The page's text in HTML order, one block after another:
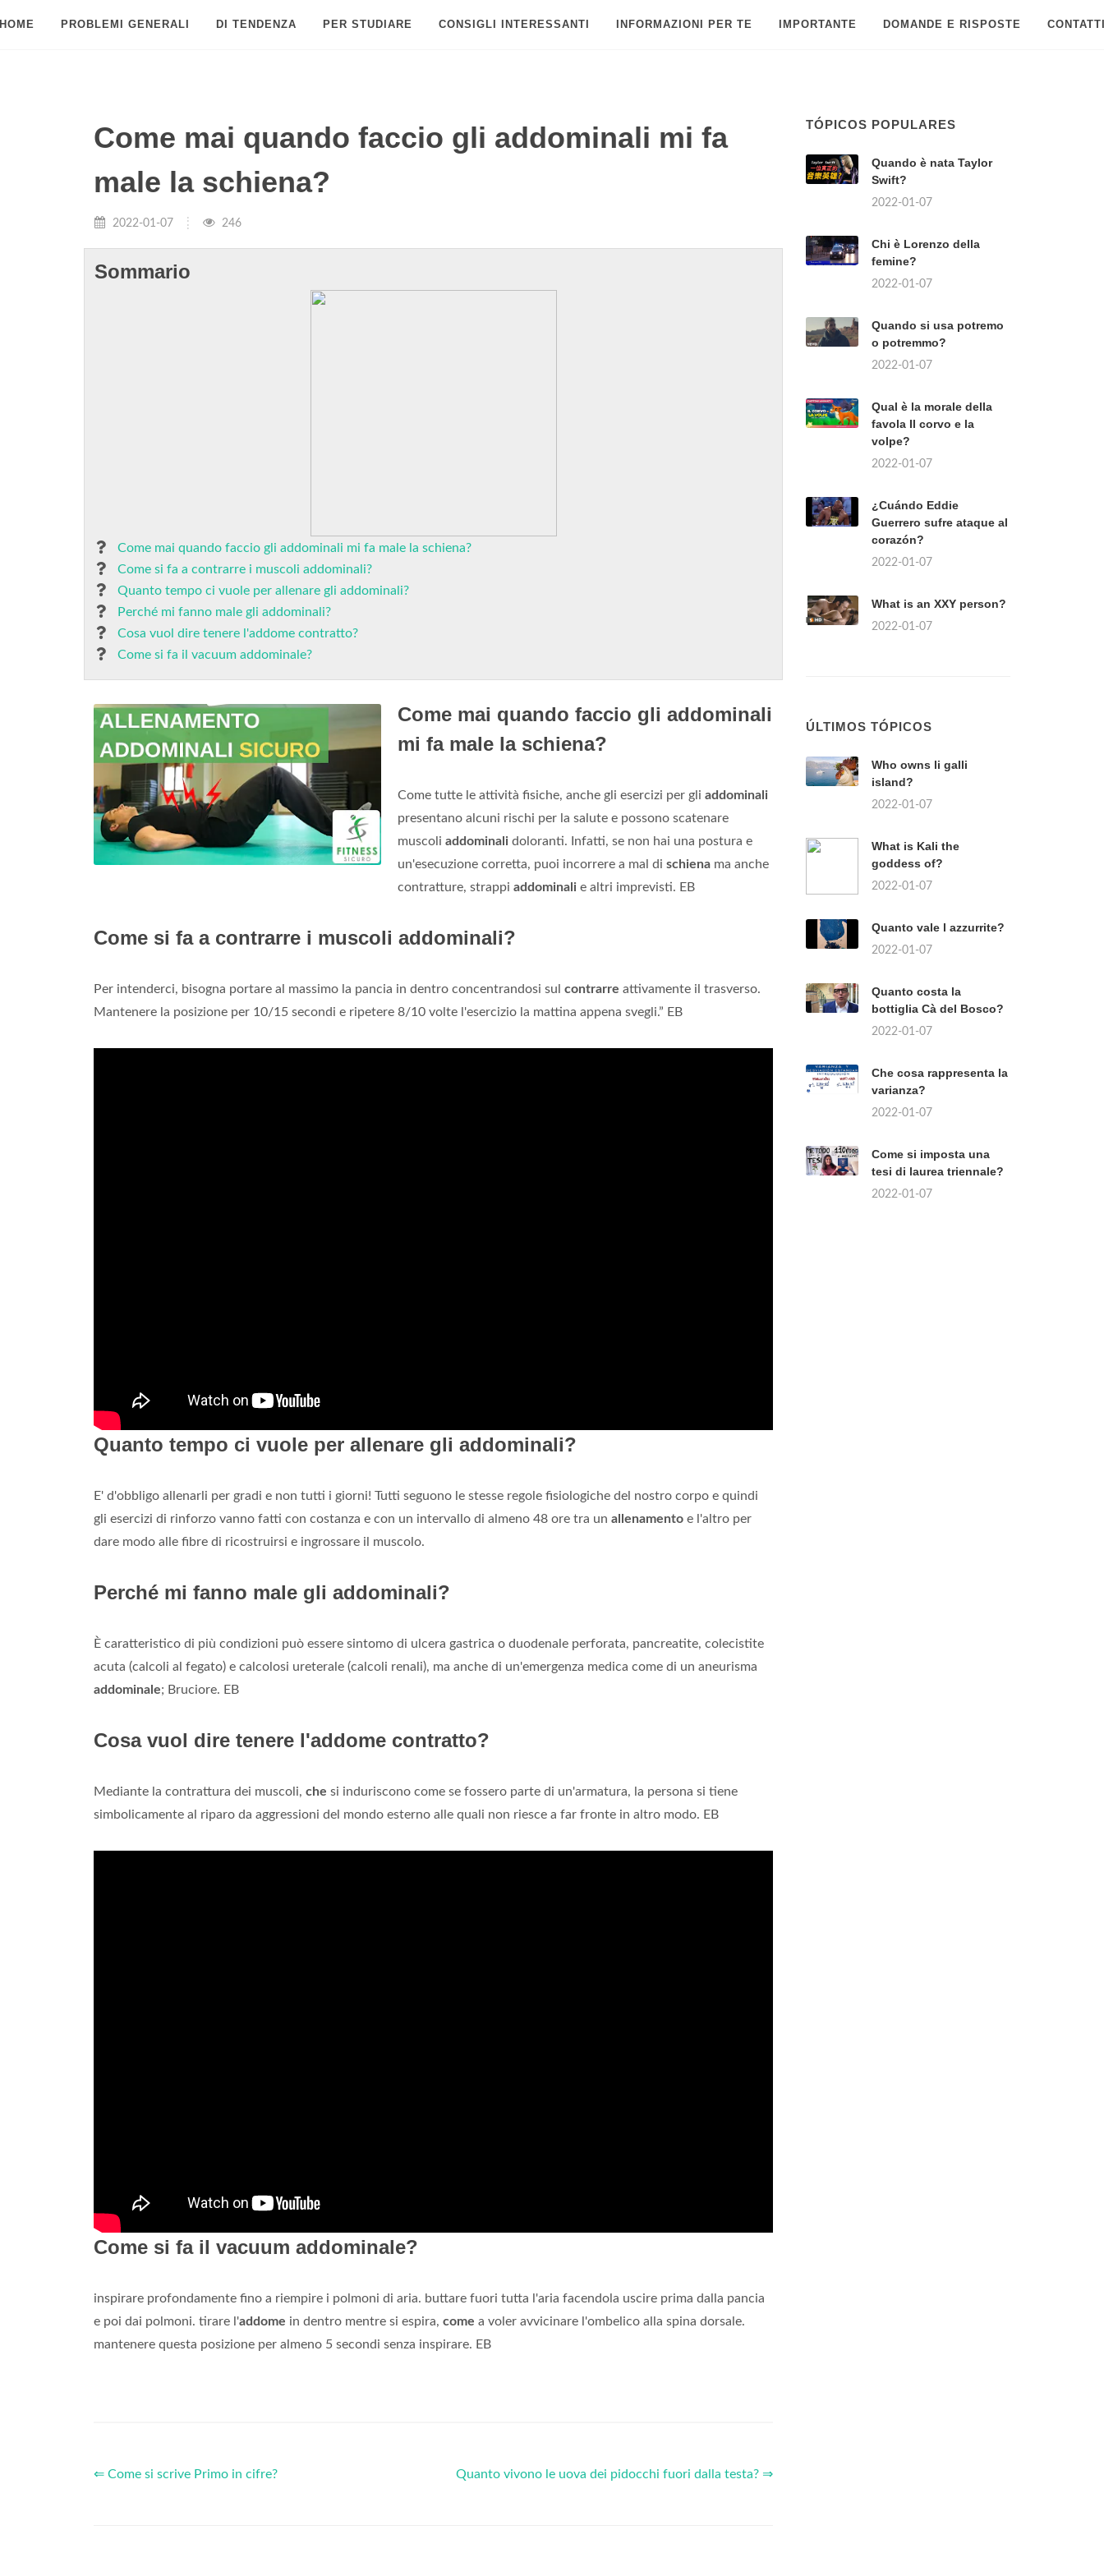
PROBLEMI GENERALI DI TENDENZA PER STUDIARE CONSIGLI INTERESSANTI INFORMAZIONI PER TE IMPORTANTE DOMANDE E RISPOSTE
Come mai quando faccio gli addominali mi fa
male la schiena?
2022-01-07 246
Sommario
Come mai quando faccio gli addominali mi fa male la schiena?
Come si fa a contrarre i muscoli addominali?
Quanto tempo ci vuole per allenare gli addominali?
Perché mi fanno male gli addominali?
Cosa vuol dire tenere l'addome contratto?
Come si fa il vacuum addominale?
Come mai quando faccio gli addominali
mi fa male la schiena?
Come tutte le attività fisiche, anche gli esercizi per gli addominali
presentano alcuni rischi per la salute e possono scatenare
muscoli addominali doloranti. Infatti, se non hai una postura e
un'esecuzione corretta, puoi incorrere a mal di schiena ma anche
contratture, strappi addominali e altri imprevisti. EB
Come si fa a contrarre i muscoli addominali?
Per intenderci, bisogna portare al massimo la pancia in dentro concentrandosi sul contrarre attivamente il trasverso.
Mantenere la posizione per 10/15 secondi e ripetere 8/10 volte l'esercizio la mattina appena svegli.” EB
Quanto tempo ci vuole per allenare gli addominali?
E' d'obbligo allenarli per gradi e non tutti i giorni! Tutti seguono le stesse regole fisiologiche del nostro corpo e quindi
gli esercizi di rinforzo vanno fatti con costanza e con un intervallo di almeno 48 ore tra un allenamento e l'altro per
dare modo alle fibre di ricostruirsi e ingrossare il muscolo.
Perché mi fanno male gli addominali?
È caratteristico di più condizioni può essere sintomo di ulcera gastrica o duodenale perforata, pancreatite, colecistite
acuta (calcoli al fegato) e calcolosi ureterale (calcoli renali), ma anche di un'emergenza medica come di un aneurisma
addominale; Bruciore. EB
Cosa vuol dire tenere l'addome contratto?
Mediante la contrattura dei muscoli, che si induriscono come se fossero parte di un'armatura, la persona si tiene
simbolicamente al riparo da aggressioni del mondo esterno alle quali non riesce a far fronte in altro modo. EB
Come si fa il vacuum addominale?
inspirare profondamente fino a riempire i polmoni di aria. buttare fuori tutta l'aria facendola uscire prima dalla pancia
e poi dai polmoni. tirare l'addome in dentro mentre si espira, come a voler avvicinare l'ombelico alla spina dorsale.
mantenere questa posizione per almeno 5 secondi senza inspirare. EB
⇐ Come si scrive Primo in cifre? Quanto vivono le uova dei pidocchi fuori dalla testa? ⇒
TÓPICOS POPULARES
Quando è nata Taylor
Swift?
2022-01-07
Chi è Lorenzo della
femine?
2022-01-07
Quando si usa potremo
o potremmo?
2022-01-07
Qual è la morale della
favola Il corvo e la
volpe?
2022-01-07
¿Cuándo Eddie
Guerrero sufre ataque al
corazón?
2022-01-07
What is an XXY person?
2022-01-07
ÚLTIMOS TÓPICOS
Who owns li galli
island?
2022-01-07
What is Kali the
goddess of?
2022-01-07
Quanto vale l azzurrite?
2022-01-07
Quanto costa la
bottiglia Cà del Bosco?
2022-01-07
Che cosa rappresenta la
varianza?
2022-01-07
Come si imposta una
tesi di laurea triennale?
2022-01-07